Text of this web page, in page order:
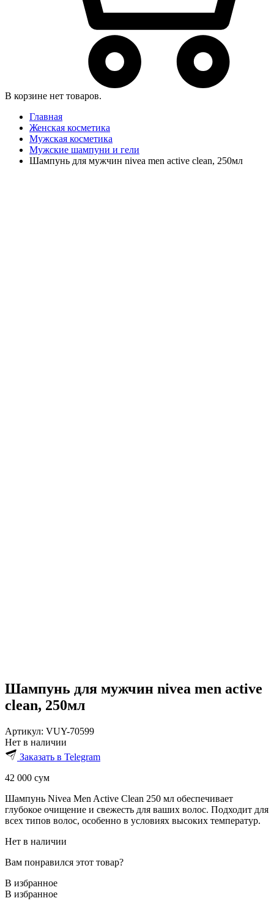
В корзине нет товаров.
Главная
Женская косметика
Мужская косметика
Мужские шампуни и гели
Шампунь для мужчин nivea men active clean, 250мл
Шампунь для мужчин nivea men active
clean, 250мл
Артикул: VUY-70599
Нет в наличии
Заказать в Telegram
42 000 сум
Шампунь Nivea Men Active Clean 250 мл обеспечивает
глубокое очищение и свежесть для ваших волос. Подходит для
всех типов волос, особенно в условиях высоких температур.
Нет в наличии
Вам понравился этот товар?
В избранное
В избранное